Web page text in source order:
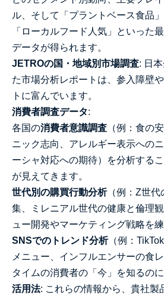
ル、そして「プラントベース食品
「ローカルフード人気」といった
データが得られます。
JETROの国・地域別市場調査: 日
た市場分析レポートは、参入障壁
トに富んでいます。
消費者調査データ:
各国の消費者意識調査 （例：食の
ニック志向、アレルギー表示への
ーシャ対応への期待）を分析する
が見えてきます。
世代別の購買行動分析（例：Z世代
集、ミレニアル世代の健康と倫理
ュー開発やマーケティング戦略を
SNSでのトレンド分析（例：
メニュー、インフルエンサーの食
タイムの消費者の「今」を知るのに
活用法: これらの情報から、貴社製